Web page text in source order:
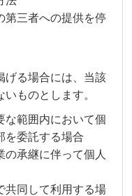
第三者への提供を停
げる場合には、当該
ものとします。
な範囲内において個
を委託する場合
の承継に伴って個人
共同して利用する場